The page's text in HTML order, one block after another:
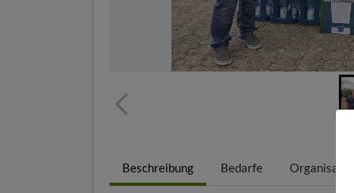
Beschreibung Bedarfe Organisation